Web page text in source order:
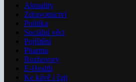
Aktuality
Zdravotnictví
Politika
Sociální věci
Pojištění
Pharma
Rozhovory
E-Health
Ke kávě i čaji